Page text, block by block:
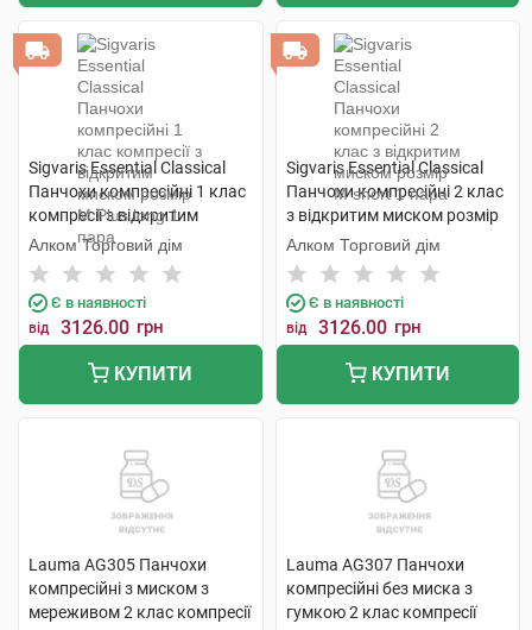
Sigvaris Essential Classical
Панчохи компресійні 1 клас
компресії з відкритим
миском розмір М Plus long 1
пара
Алком Торговий дім
Є в наявності
від 3126.00 грн
КУПИТИ
Sigvaris Essential Classical
Панчохи компресійні 2 клас
з відкритим миском розмір
М short 1 пара
Алком Торговий дім
Є в наявності
від 3126.00 грн
КУПИТИ
Lauma AG305 Панчохи
компресійні з миском з
мереживом 2 клас компресії
Lauma AG307 Панчохи
компресійні без миска з
гумкою 2 клас компресії